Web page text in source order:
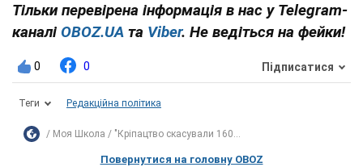
Тільки перевірена інформація в нас у Telegram-
каналі OBOZ.UA та Viber. Не ведіться на фейки!
0 0 Підписатися
Теги Редакційна політика
Моя Школа "Кріпацтво скасували 160...
Повернутися на головну OBOZ